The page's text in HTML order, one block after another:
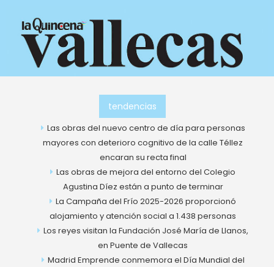
contenido
tendencias
Las obras del nuevo centro de día para personas
mayores con deterioro cognitivo de la calle Téllez
encaran su recta final
Las obras de mejora del entorno del Colegio
Agustina Díez están a punto de terminar
La Campaña del Frío 2025-2026 proporcionó
alojamiento y atención social a 1.438 personas
Los reyes visitan la Fundación José María de Llanos,
en Puente de Vallecas
Madrid Emprende conmemora el Día Mundial del